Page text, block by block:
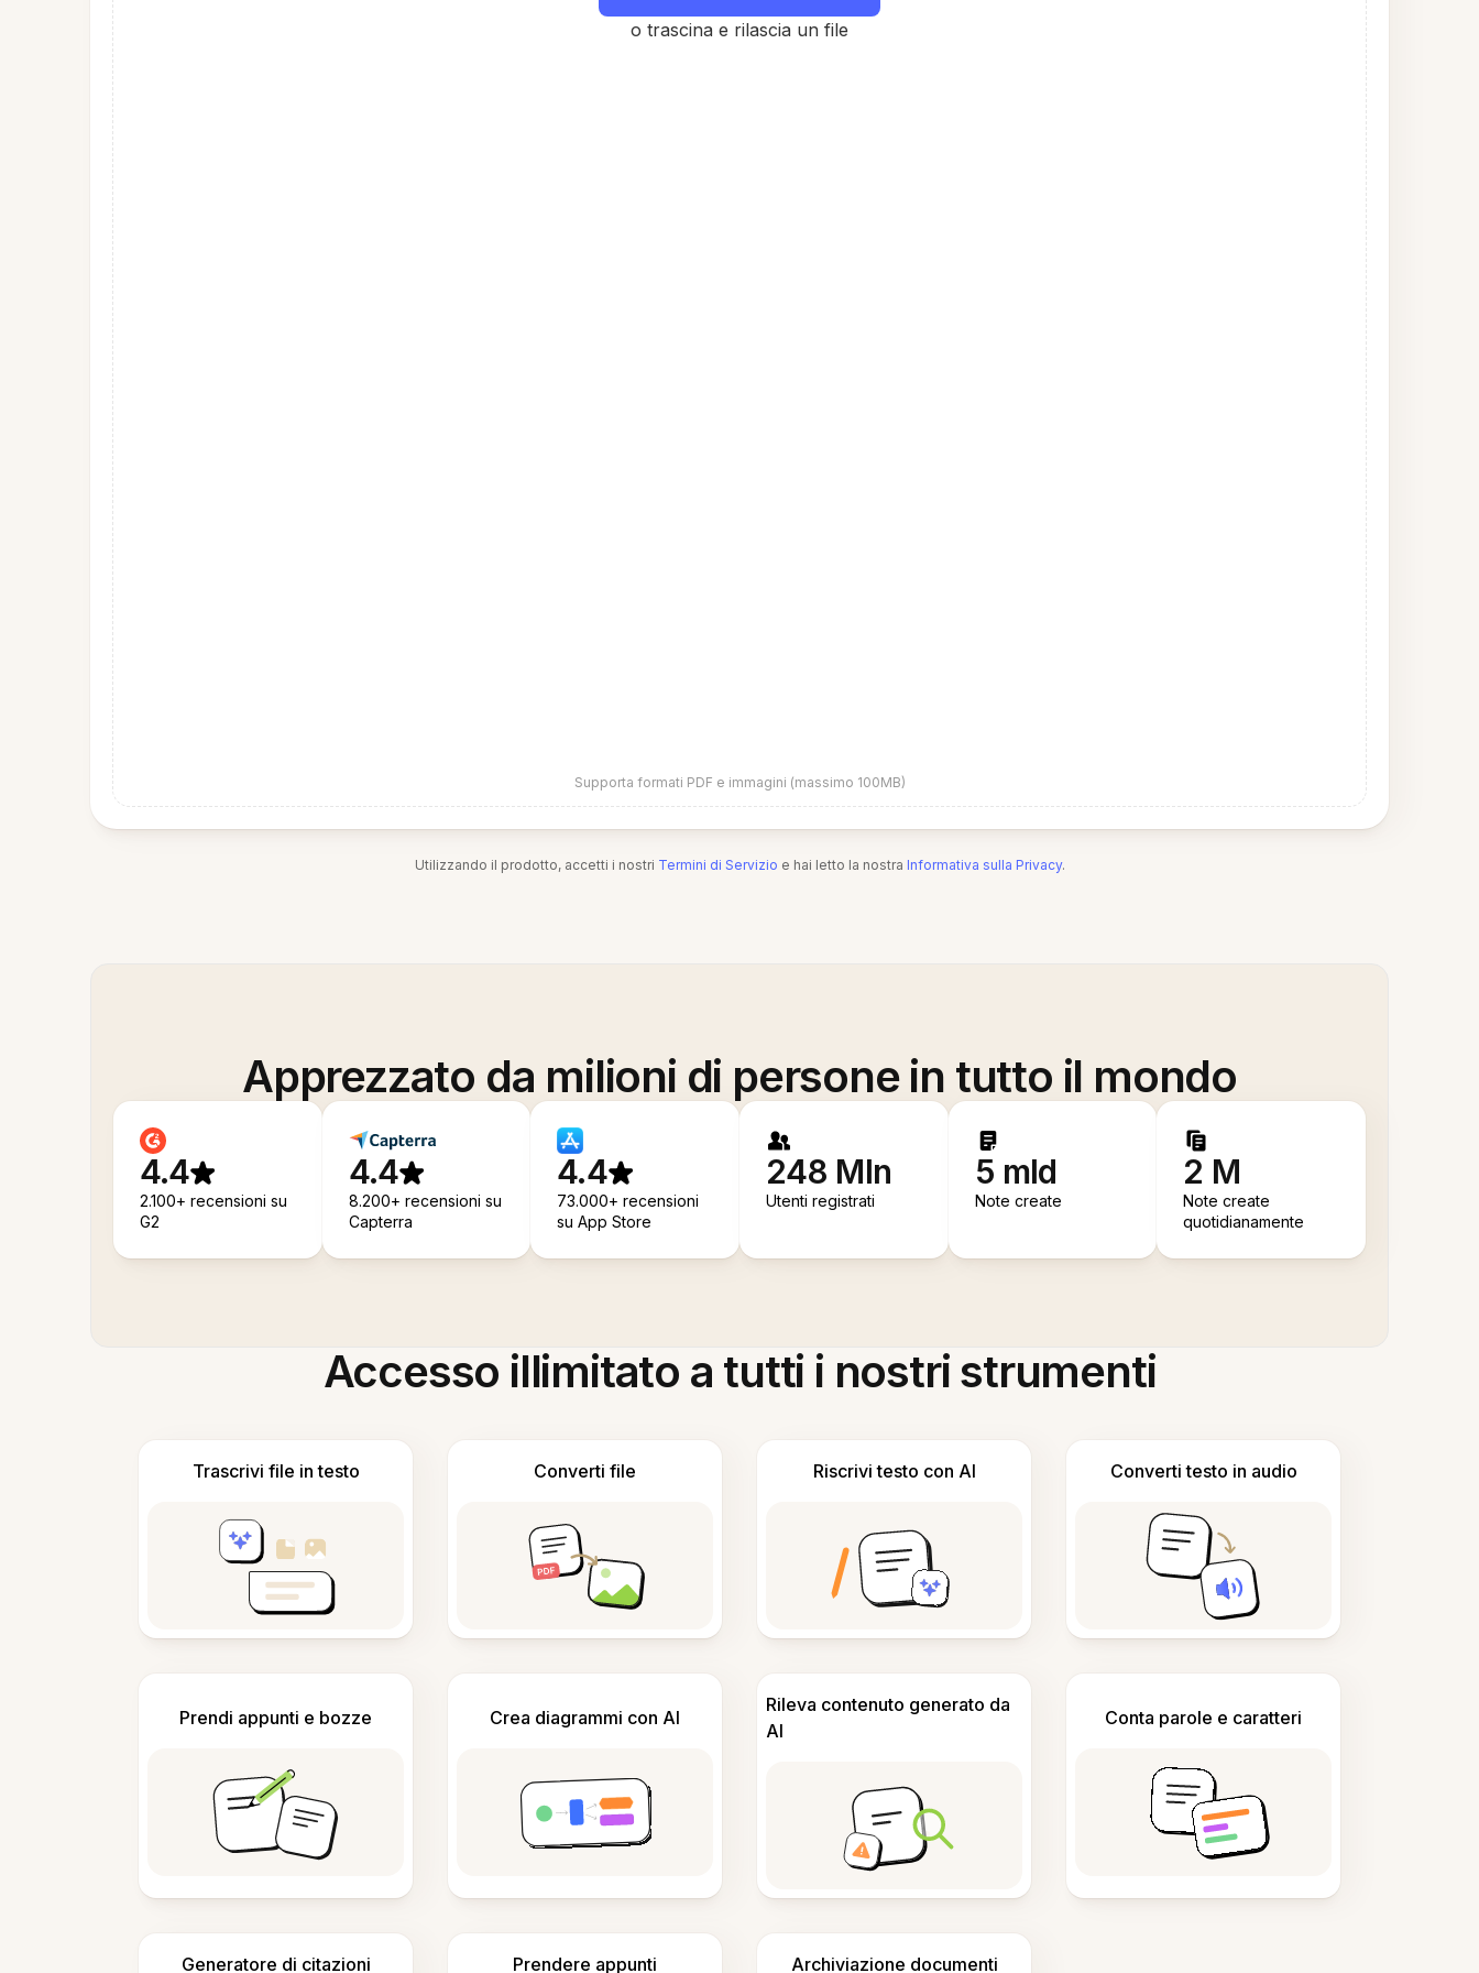
o trascina e rilascia un file
Supporta formati PDF e immagini (massimo 100MB)
Utilizzando il prodotto, accetti i nostri Termini di Servizio e hai letto la nostra Informativa sulla Privacy.
Apprezzato da milioni di persone in tutto il mondo
4.4
2.100+ recensioni su
G2
4.4
8.200+ recensioni su
Capterra
4.4
73.000+ recensioni
su App Store
248 Mln
Utenti registrati
5 mld
Note create
2 M
Note create
quotidianamente
Accesso illimitato a tutti i nostri strumenti
Trascrivi file in testo Converti file Riscrivi testo con AI Converti testo in audio
Prendi appunti e bozze Crea diagrammi con AI
Rileva contenuto generato da
AI
Conta parole e caratteri
Generatore di citazioni Prendere appunti Archiviazione documenti